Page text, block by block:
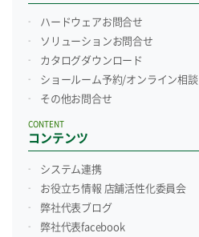
ハードウェアお問合せ
ソリューションお問合せ
カタログダウンロード
ショールーム予約/オンライン相談
その他お問合せ
コンテンツ
CONTENT
システム連携
お役立ち情報 店舗活性化委員会
弊社代表ブログ
弊社代表facebook